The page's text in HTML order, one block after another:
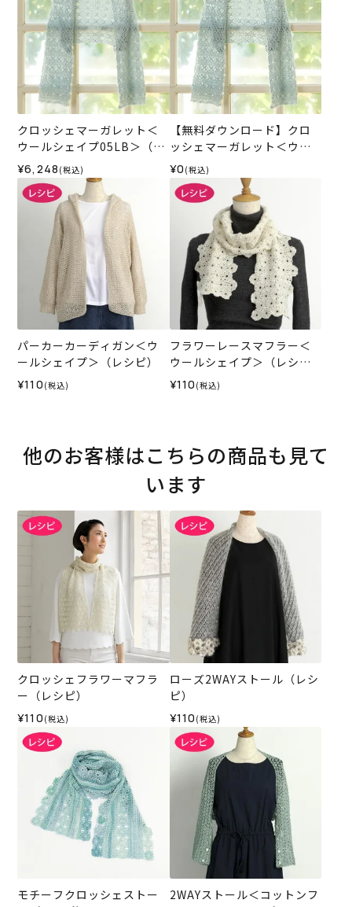
クロッシェマーガレット＜
ウールシェイプ05LB＞（編
み物 材料セット）
¥6,248 (税込)
【無料ダウンロード】クロ
ッシェマーガレット＜ウー
ルシェイプ＞（レシピ）
¥0 (税込)
パーカーカーディガン＜ウ
ールシェイプ＞（レシピ）
¥110 (税込)
フラワーレースマフラー＜
ウールシェイプ＞（レシ
ピ）
¥110 (税込)
他のお客様はこちらの商品も見て
います
クロッシェフラワーマフラ
ー（レシピ）
¥110 (税込)
ローズ2WAYストール（レシ
ピ）
¥110 (税込)
モチーフクロッシェストー
2WAYストール＜コットンフ